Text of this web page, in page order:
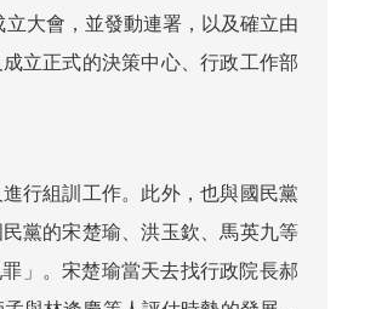
大會，並發動連署，以及確立由
立正式的決策中心、行政工作部
行組訓工作。此外，也與國民黨
黨的宋楚瑜、洪玉欽、馬英九等
」。宋楚瑜當天去找行政院長郝